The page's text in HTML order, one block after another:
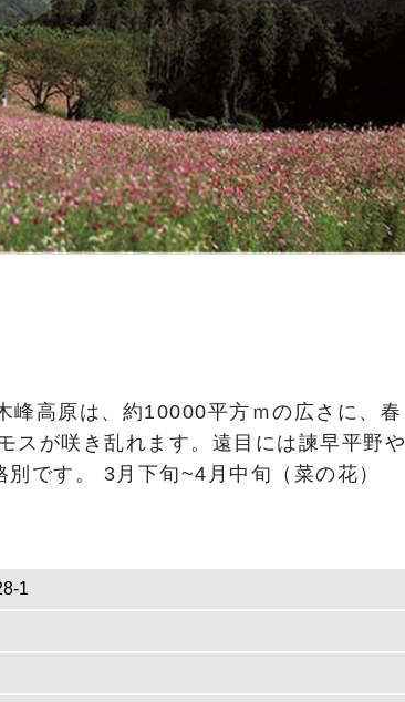
峰高原は、約10000平方ｍの広さに、春
スが咲き乱れます。遠目には諫早平野や
別です。 3月下旬~4月中旬（菜の花）
1